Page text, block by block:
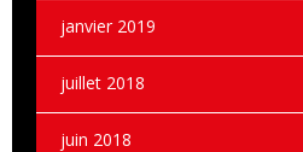
janvier 2019
juillet 2018
juin 2018